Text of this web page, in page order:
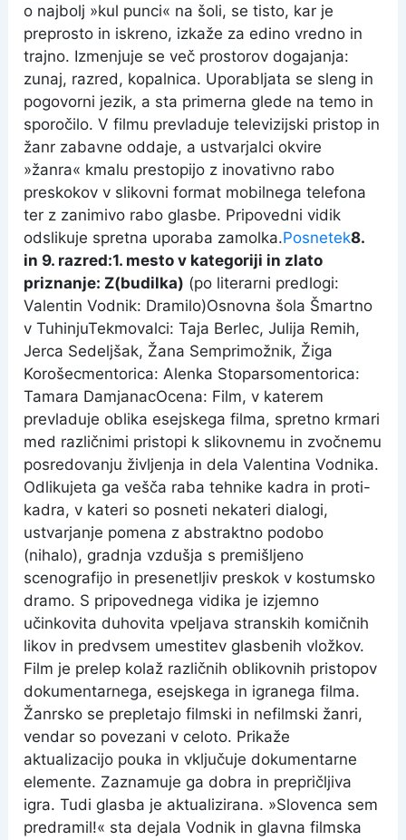
o najbolj »kul punci« na šoli, se tisto, kar je
preprosto in iskreno, izkaže za edino vredno in
trajno. Izmenjuje se več prostorov dogajanja:
zunaj, razred, kopalnica. Uporabljata se sleng in
pogovorni jezik, a sta primerna glede na temo in
sporočilo. V filmu prevladuje televizijski pristop in
žanr zabavne oddaje, a ustvarjalci okvire
»žanra« kmalu prestopijo z inovativno rabo
preskokov v slikovni format mobilnega telefona
ter z zanimivo rabo glasbe. Pripovedni vidik
odslikuje spretna uporaba zamolka.Posnetek8.
in 9. razred:1. mesto v kategoriji in zlato
priznanje: Z(budilka) (po literarni predlogi:
Valentin Vodnik: Dramilo)Osnovna šola Šmartno
v TuhinjuTekmovalci: Taja Berlec, Julija Remih,
Jerca Sedeljšak, Žana Semprimožnik, Žiga
Korošecmentorica: Alenka Stoparsomentorica:
Tamara DamjanacOcena: Film, v katerem
prevladuje oblika esejskega filma, spretno krmari
med različnimi pristopi k slikovnemu in zvočnemu
posredovanju življenja in dela Valentina Vodnika.
Odlikujeta ga vešča raba tehnike kadra in proti-
kadra, v kateri so posneti nekateri dialogi,
ustvarjanje pomena z abstraktno podobo
(nihalo), gradnja vzdušja s premišljeno
scenografijo in presenetljiv preskok v kostumsko
dramo. S pripovednega vidika je izjemno
učinkovita duhovita vpeljava stranskih komičnih
likov in predvsem umestitev glasbenih vložkov.
Film je prelep kolaž različnih oblikovnih pristopov
dokumentarnega, esejskega in igranega filma.
Žanrsko se prepletajo filmski in nefilmski žanri,
vendar so povezani v celoto. Prikaže
aktualizacijo pouka in vključuje dokumentarne
elemente. Zaznamuje ga dobra in prepričljiva
igra. Tudi glasba je aktualizirana. »Slovenca sem
predramil!« sta dejala Vodnik in glavna filmska